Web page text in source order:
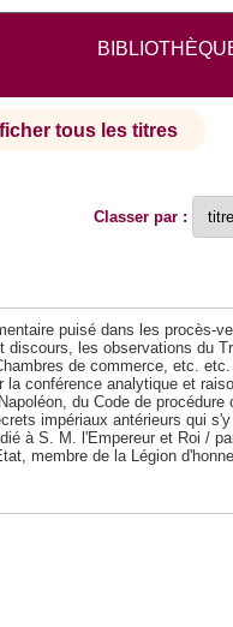
tous les titres
Classer par :
puisé dans les procès-
les observations du
de commerce, etc.
conférence analytique et
du Code de procédure
impériaux antérieurs qui s'y
à S. M. l'Empereur et Roi /
membre de la Légion